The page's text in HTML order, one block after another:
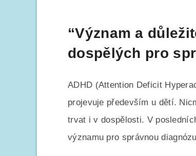
“Význam a
dospělých pro
ADHD (Attention Deficit
projevuje především u dětí.
trvat i v dospělosti. V
významu pro správnou